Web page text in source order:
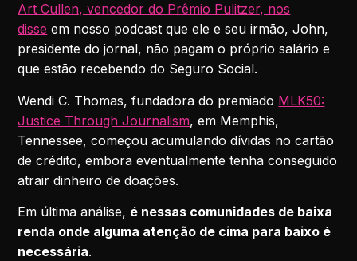
Art Cullen, vencedor do Prêmio Pulitzer, nos
disse em nosso podcast que ele e seu irmão, John,
presidente do jornal, não pagam o próprio salário e
que estão recebendo do Seguro Social.
Wendi C. Thomas, fundadora do premiado MLK50:
Justice Through Journalism, em Memphis,
Tennessee, começou acumulando dívidas no cartão
de crédito, embora eventualmente tenha conseguido
atrair dinheiro de doações.
Em última análise, é nessas comunidades de baixa
renda onde alguma atenção de cima para baixo é
necessária.